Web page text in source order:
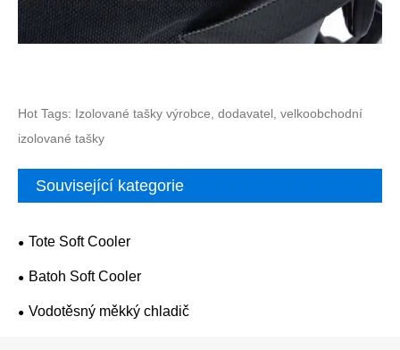
Hot Tags: Izolované tašky výrobce, dodavatel, velkoobchodní
izolované tašky
Související kategorie
Tote Soft Cooler
Batoh Soft Cooler
Vodotěsný měkký chladič